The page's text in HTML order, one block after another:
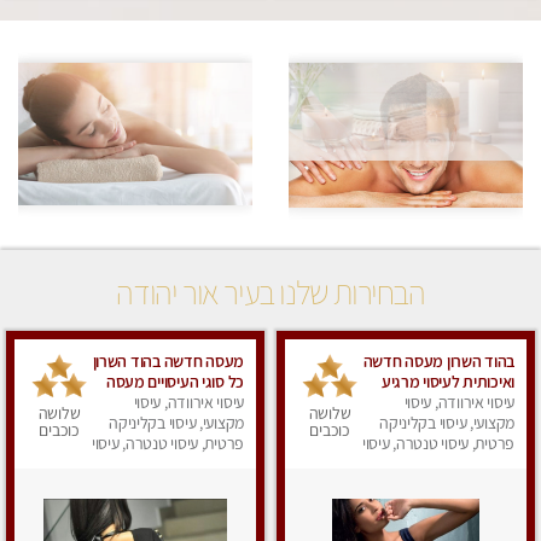
הבחירות שלנו בעיר אור יהודה
בהוד השרון מעסה חדשה
ואיכותית לעיסוי מרגיע
ומפנק VIP-מומלץ
לחלוטין! פרטי! ​​​​​​ Highly
recommended
עיסוי אירוודה, עיסוי
מקצועי, עיסוי בקליניקה
פרטית, עיסוי טנטרה, עיסוי
שלושה
כוכבים
מעסה חדשה בהוד השרון
כל סוגי העיסויים מעסה
מקצועית ואיכותית פרטי
עיסוי אירוודה, עיסוי
מקצועי, עיסוי בקליניקה
פרטית, עיסוי טנטרה, עיסוי
שלושה
כוכבים